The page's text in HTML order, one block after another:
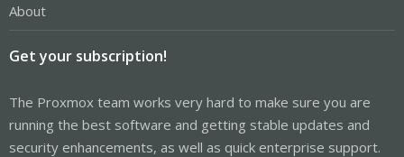
About
Get your subscription!
The Proxmox team works very hard to make sure you are
running the best software and getting stable updates and
security enhancements, as well as quick enterprise support.